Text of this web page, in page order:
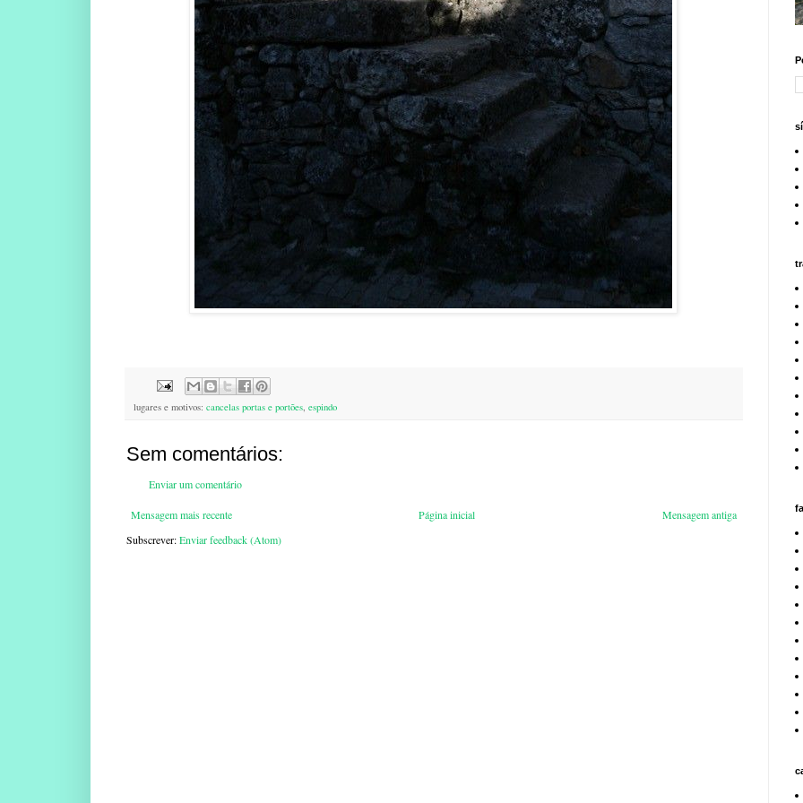
lugares e motivos: cancelas portas e portões, espindo
Sem comentários:
Enviar um comentário
Mensagem mais recente Mensagem antiga
Página inicial
Subscrever:Enviar feedback (Atom)